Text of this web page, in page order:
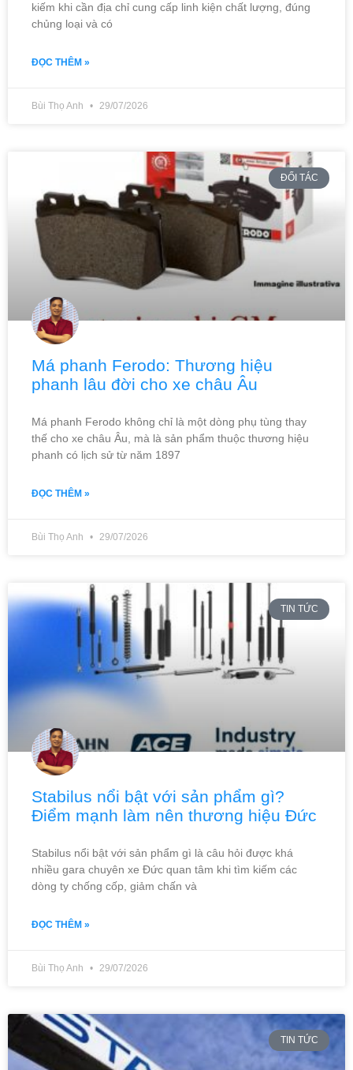
kiếm khi cần địa chỉ cung cấp linh kiện chất lượng, đúng
chủng loại và có
ĐỌC THÊM »
Bùi Thọ Anh 29/07/2026
ĐỐI TÁC
Má phanh Ferodo: Thương hiệu
phanh lâu đời cho xe châu Âu
Má phanh Ferodo không chỉ là một dòng phụ tùng thay
thế cho xe châu Âu, mà là sản phẩm thuộc thương hiệu
phanh có lịch sử từ năm 1897
ĐỌC THÊM »
Bùi Thọ Anh 29/07/2026
TIN TỨC
Stabilus nổi bật với sản phẩm gì?
Điểm mạnh làm nên thương hiệu Đức
Stabilus nổi bật với sản phẩm gì là câu hỏi được khá
nhiều gara chuyên xe Đức quan tâm khi tìm kiếm các
dòng ty chống cốp, giảm chấn và
ĐỌC THÊM »
Bùi Thọ Anh 29/07/2026
TIN TỨC